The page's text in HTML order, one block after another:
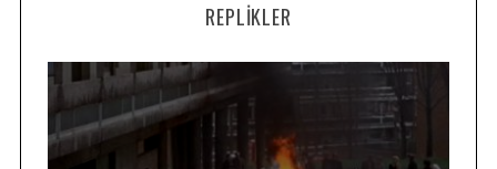
REPLIKLER